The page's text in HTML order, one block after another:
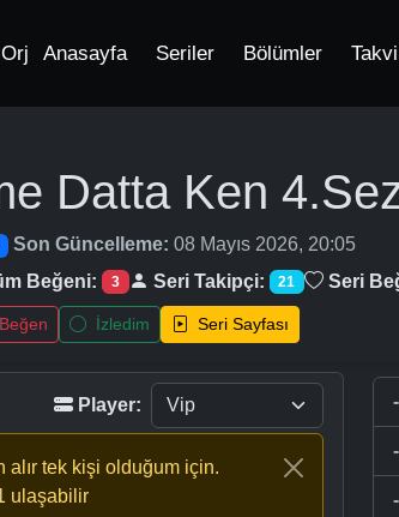
Orj Anasayfa Seriler Bölümler
Datta Ken
Son Güncelleme: 08 Mayıs 2026, 20:05
Beğeni: 3 Seri Takipçi: 21 Seri
Beğen İzledim Seri Sayfası
Player:
tek kişi olduğum için.
ulaşabilir